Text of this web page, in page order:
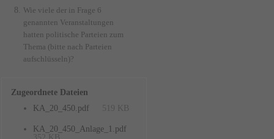
Wie viele der in Frage 6
genannten Veranstaltungen
hatten politische Parteien zum
Thema (bitte nach Parteien
aufschlüsseln)?
Zugeordnete Dateien
KA_20_450.pdf 519 KB
KA_20_450_Anlage_1.pdf
352 KB